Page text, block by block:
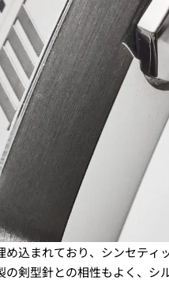
め込まれており、シンセテ
の剣型針との相性もよく、